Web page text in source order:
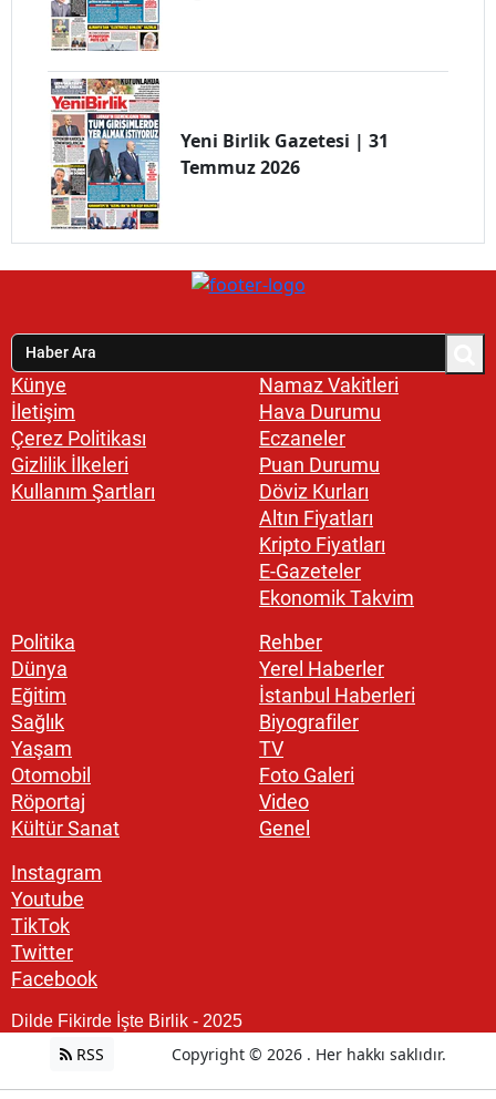
Yeni Birlik Gazetesi | 31
Temmuz 2026
Künye
İletişim
Çerez Politikası
Gizlilik İlkeleri
Kullanım Şartları
Namaz Vakitleri
Hava Durumu
Eczaneler
Puan Durumu
Döviz Kurları
Altın Fiyatları
Kripto Fiyatları
E-Gazeteler
Ekonomik Takvim
Politika
Dünya
Eğitim
Sağlık
Yaşam
Otomobil
Röportaj
Kültür Sanat
Rehber
Yerel Haberler
İstanbul Haberleri
Biyografiler
TV
Foto Galeri
Video
Genel
Instagram
Youtube
TikTok
Twitter
Facebook
Dilde Fikirde İşte Birlik - 2025
RSS Copyright © 2026 . Her hakkı saklıdır.